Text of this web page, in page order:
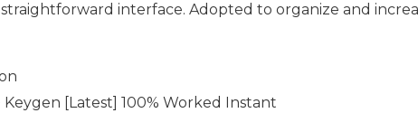
interface. Adopted to organize and
[Latest] 100% Worked Instant